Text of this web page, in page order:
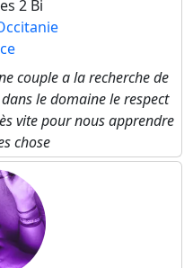
2 Bi
couple a la recherche de
le domaine le respect
vite pour nous apprendre
chose